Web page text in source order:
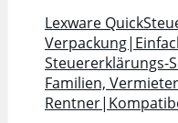
Lexware
Steuererklärungs-
Familien,